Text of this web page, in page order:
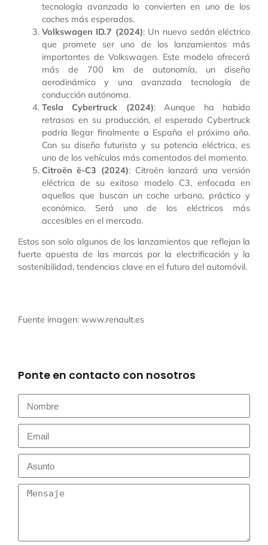
tecnología avanzada lo convierten en uno de los
coches más esperados.
Volkswagen ID.7 (2024): Un nuevo sedán eléctrico
que promete ser uno de los lanzamientos más
importantes de Volkswagen. Este modelo ofrecerá
más de 700 km de autonomía, un diseño
aerodinámico y una avanzada tecnología de
conducción autónoma.
Tesla Cybertruck (2024): Aunque ha habido
retrasos en su producción, el esperado Cybertruck
podría llegar finalmente a España el próximo año.
Con su diseño futurista y su potencia eléctrica, es
uno de los vehículos más comentados del momento.
Citroën ë-C3 (2024): Citroën lanzará una versión
eléctrica de su exitoso modelo C3, enfocada en
aquellos que buscan un coche urbano, práctico y
económico. Será uno de los eléctricos más
accesibles en el mercado.
Estos son solo algunos de los lanzamientos que reflejan la
fuerte apuesta de las marcas por la electrificación y la
sostenibilidad, tendencias clave en el futuro del automóvil.
Fuente imagen: www.renault.es
Ponte en contacto con nosotros